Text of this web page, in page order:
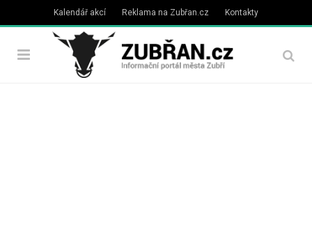
Kalendář akcí Reklama na Zubřan.cz Kontakty